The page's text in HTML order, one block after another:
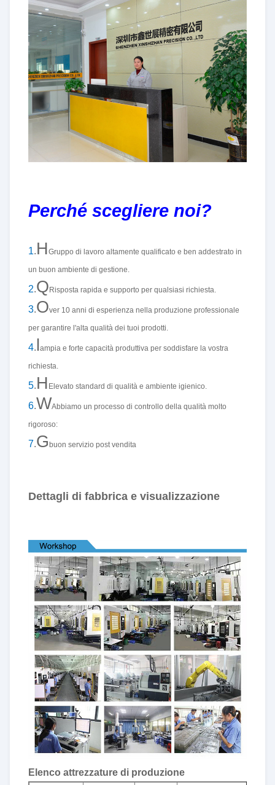
Perché scegliere noi?
1.HGruppo di lavoro altamente qualificato e ben addestrato in
un buon ambiente di gestione.
2.Q Risposta rapida e supporto per qualsiasi richiesta.
3.Over 10 anni di esperienza nella produzione professionale
per garantire l'alta qualità dei tuoi prodotti.
4. ampia e forte capacità produttiva per soddisfare la vostra
richiesta.
5.H Elevato standard di qualità e ambiente igienico.
6.WAbbiamo un processo di controllo della qualità molto
rigoroso:
7.G buon servizio post vendita
Dettagli di fabbrica e visualizzazione
Elenco attrezzature di produzione